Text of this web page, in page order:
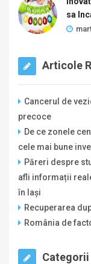
sa
Articole
Cancerul de
precoce
De ce zonele
cele mai bune
Păreri despre
afli informații
în Iași
Recuperarea
România de
Categorii